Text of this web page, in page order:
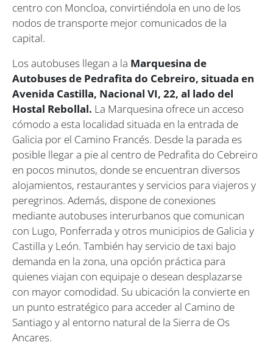
centro con Moncloa, convirtiéndola en uno de los
nodos de transporte mejor comunicados de la
capital.
Los autobuses llegan a la Marquesina de
Autobuses de Pedrafita do Cebreiro, situada en
Avenida Castilla, Nacional VI, 22, al lado del
Hostal Rebollal. La Marquesina ofrece un acceso
cómodo a esta localidad situada en la entrada de
Galicia por el Camino Francés. Desde la parada es
posible llegar a pie al centro de Pedrafita do Cebreiro
en pocos minutos, donde se encuentran diversos
alojamientos, restaurantes y servicios para viajeros y
peregrinos. Además, dispone de conexiones
mediante autobuses interurbanos que comunican
con Lugo, Ponferrada y otros municipios de Galicia y
Castilla y León. También hay servicio de taxi bajo
demanda en la zona, una opción práctica para
quienes viajan con equipaje o desean desplazarse
con mayor comodidad. Su ubicación la convierte en
un punto estratégico para acceder al Camino de
Santiago y al entorno natural de la Sierra de Os
Ancares.